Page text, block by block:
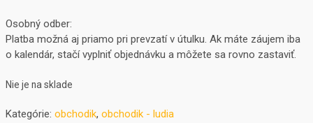
Osobný odber:
Platba možná aj priamo pri prevzatí v útulku. Ak máte záujem iba
o kalendár, stačí vyplniť objednávku a môžete sa rovno zastaviť.
Nie je na sklade
Kategórie: obchodik, obchodik - ludia